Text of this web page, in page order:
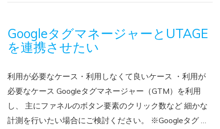
GoogleタグマネージャーとUTAGE
を連携させたい
利用が必要なケース・利用しなくて良いケース ・利用が
必要なケース Googleタグマネージャー（GTM）を利用
し、 主にファネルのボタン要素のクリック数など 細かな
計測を行いたい場合にご検討ください。 ※Googleタグ …